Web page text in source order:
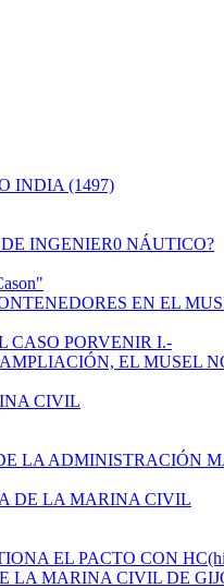
INDIA (1497)
INGENIER0 NÁUTICO?
EN EL
PORVENIR I.-
EL MUSEL
CIVIL
LA ADMINISTRACIÓN
DE LA MARINA CIVIL
EL PACTO CON
LA MARINA CIVIL DE